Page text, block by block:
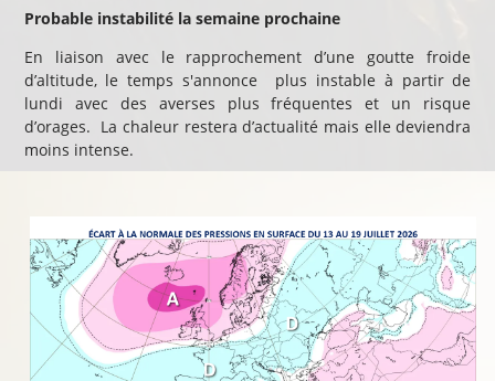
Probable instabilité la semaine prochaine
En liaison avec le rapprochement d’une goutte froide
d’altitude, le temps s'annonce plus instable à partir de
lundi avec des averses plus fréquentes et un risque
d’orages. La chaleur restera d’actualité mais elle deviendra
moins intense.